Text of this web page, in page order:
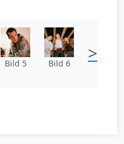
Bild 5 Bild 6 >